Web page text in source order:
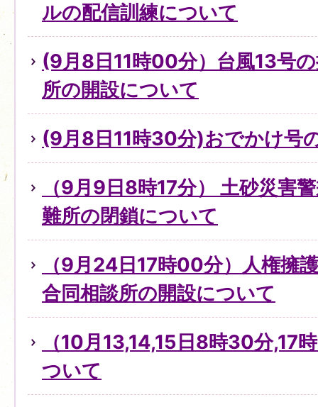
ルの配信訓練について
(9月8日11時00分）台風13号
所の開設について
(9月8日11時30分)おでかけ号
（9月9日8時17分） 土砂災害
難所の閉鎖について
（9月24日17時00分）人権擁
合同相談所の開設について
（10月13,14,15日8時30分,17
ついて